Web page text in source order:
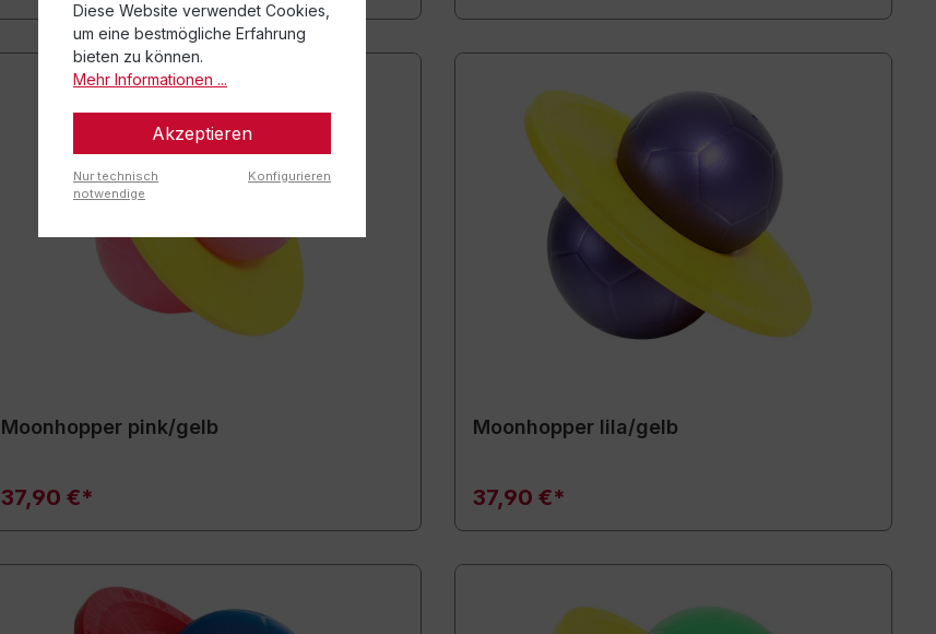
Moonhopper pink/gelb
37,90 €*
Moonhopper lila/gelb
37,90 €*
Diese Website verwendet Cookies,
um eine bestmögliche Erfahrung
bieten zu können.
Mehr Informationen ...
Akzeptieren
Nur technisch
notwendige
Konfigurieren